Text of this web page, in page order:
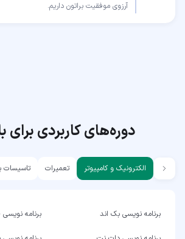
آرزوی موفقیت براتون داریم.
دوره‌های کاربردی برای
الکترونیک و کامپیوتر تعمیرات تاسیسات
برنامه نویسی بک اند برنامه نویسی